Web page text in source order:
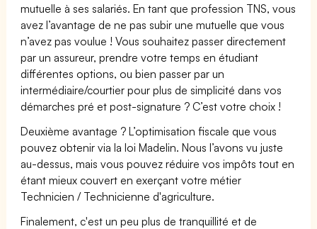
mutuelle à ses salariés. En tant que profession TNS, vous
avez l’avantage de ne pas subir une mutuelle que vous
n’avez pas voulue ! Vous souhaitez passer directement
par un assureur, prendre votre temps en étudiant
différentes options, ou bien passer par un
intermédiaire/courtier pour plus de simplicité dans vos
démarches pré et post-signature ? C’est votre choix !
Deuxième avantage ? L’optimisation fiscale que vous
pouvez obtenir via la loi Madelin. Nous l’avons vu juste
au-dessus, mais vous pouvez réduire vos impôts tout en
étant mieux couvert en exerçant votre métier
Technicien / Technicienne d'agriculture.
Finalement, c'est un peu plus de tranquillité et de